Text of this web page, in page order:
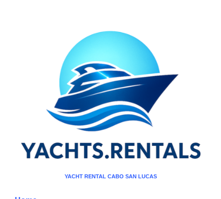
YACHT RENTAL CABO SAN LUCAS